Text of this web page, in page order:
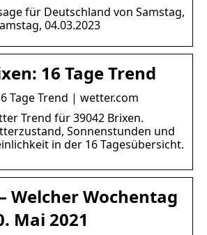
für Deutschland von Samstag,
04.03.2023
16 Tage Trend
Tage Trend | wetter.com
Trend für 39042 Brixen.
Sonnenstunden und
in der 16 Tagesübersicht.
Welcher Wochentag
Mai 2021